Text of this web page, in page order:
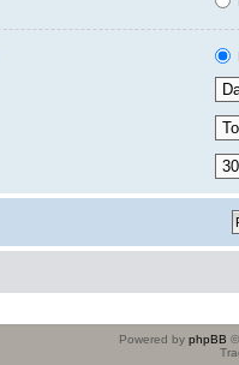
Powered by phpBB